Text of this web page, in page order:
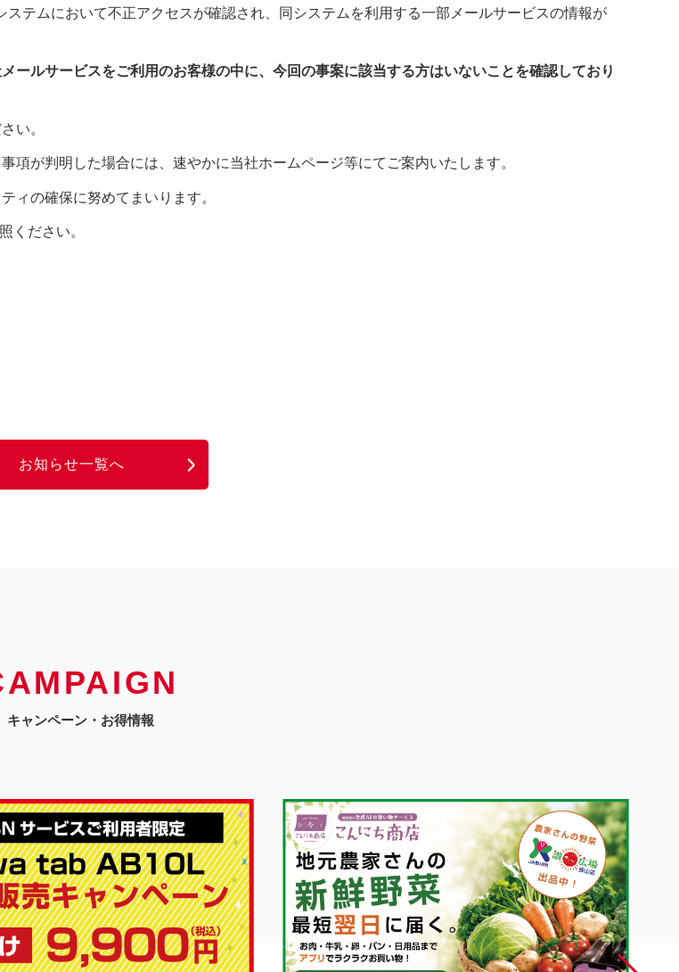
テムにおいて不正アクセスが確認され、同システムを利用する一部メールサービスの情報が
ールサービスをご利用のお客様の中に、今回の事案に該当する方はいないことを確認しており
い。
が判明した場合には、速やかに当社ホームページ等にてご案内いたします。
ィの確保に努めてまいります。
ください。
お知らせ一覧へ
キャンペーン・お得情報